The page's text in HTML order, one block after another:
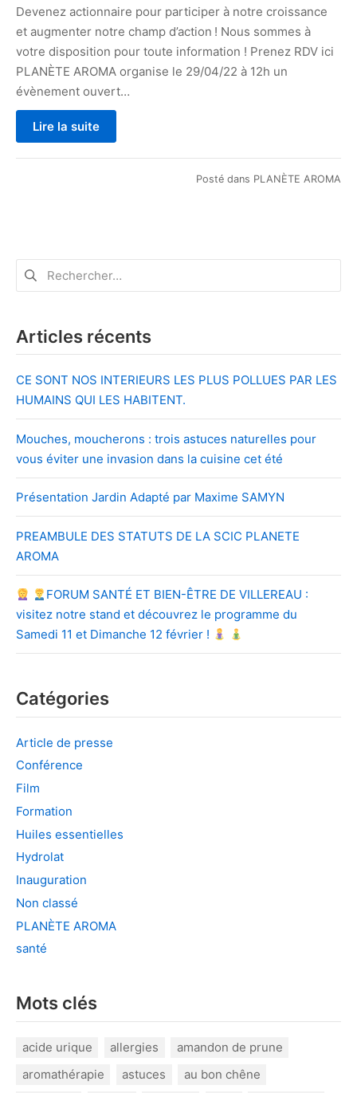
Devenez actionnaire pour participer à notre croissance
et augmenter notre champ d’action ! Nous sommes à
votre disposition pour toute information ! Prenez RDV ici
PLANÈTE AROMA organise le 29/04/22 à 12h un
évènement ouvert…
Lire la suite
Posté dans PLANÈTE AROMA
Rechercher :
Articles récents
CE SONT NOS INTERIEURS LES PLUS POLLUES PAR LES
HUMAINS QUI LES HABITENT.
Mouches, moucherons : trois astuces naturelles pour
vous éviter une invasion dans la cuisine cet été
Présentation Jardin Adapté par Maxime SAMYN
PREAMBULE DES STATUTS DE LA SCIC PLANETE
AROMA
FORUM SANTÉ ET BIEN-ÊTRE DE VILLEREAU :
visitez notre stand et découvrez le programme du
Samedi 11 et Dimanche 12 février !
Catégories
Article de presse
Conférence
Film
Formation
Huiles essentielles
Hydrolat
Inauguration
Non classé
PLANÈTE AROMA
santé
Mots clés
acide urique allergies
amandon de prune
aromathérapie
astuces
au bon chêne